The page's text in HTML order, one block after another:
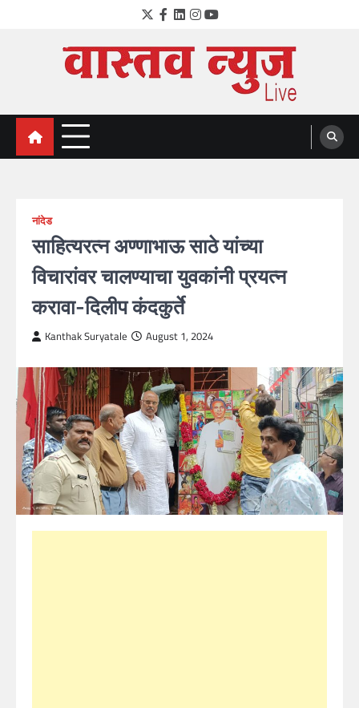
Twitter
Facebook
LinkedIn
Instagram
YouTube
VastavNEWSLive.com
a leading NEWS portal of Maharahstra
नांदेड
साहित्यरत्न अण्णाभाऊ साठे यांच्या
विचारांवर चालण्याचा युवकांनी प्रयत्न
करावा-दिलीप कंदकुर्ते
Kanthak Suryatale August 1, 2024